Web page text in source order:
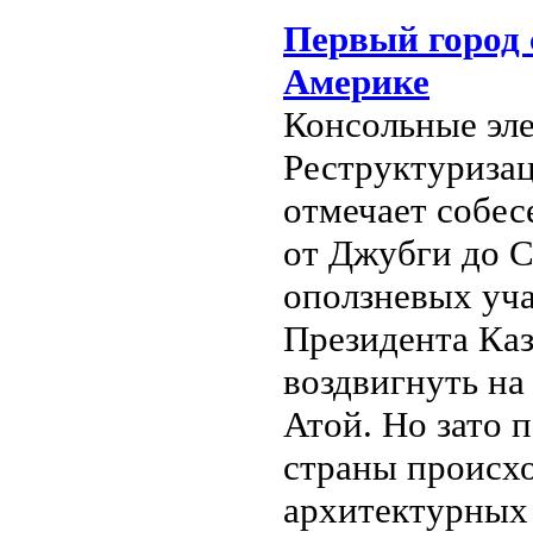
Первый город
Америке
Консольные
отмечает
от Джубги до
оползневых
Президента
воздвигнуть
Атой. Но зато
страны